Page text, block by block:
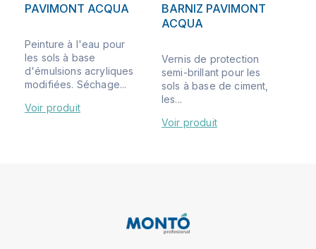
PAVIMONT ACQUA
Peinture à l'eau pour
les sols à base
d'émulsions acryliques
modifiées. Séchage...
Voir produit
BARNIZ PAVIMONT
ACQUA
Vernis de protection
semi-brillant pour les
sols à base de ciment,
les...
Voir produit